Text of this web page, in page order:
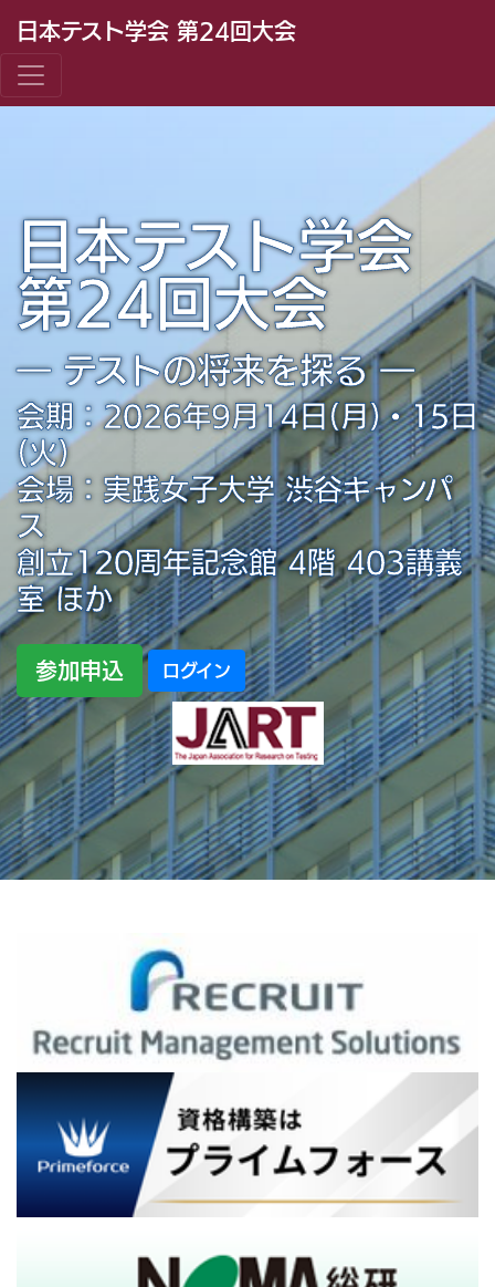
日本テスト学会 第24回大会
日本テスト学会
第24回大会
テストの将来を探る
会期：2026年9月14日(月)・15日
(火)
会場：実践女子大学 渋谷キャンパ
ス
創立120周年記念館 4階 403講義
室 ほか
参加申込 ログイン